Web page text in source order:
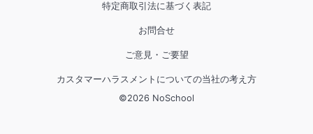
特定商取引法に基づく表記
お問合せ
ご意見・ご要望
カスタマーハラスメントについての当社の考え方
©2026 NoSchool